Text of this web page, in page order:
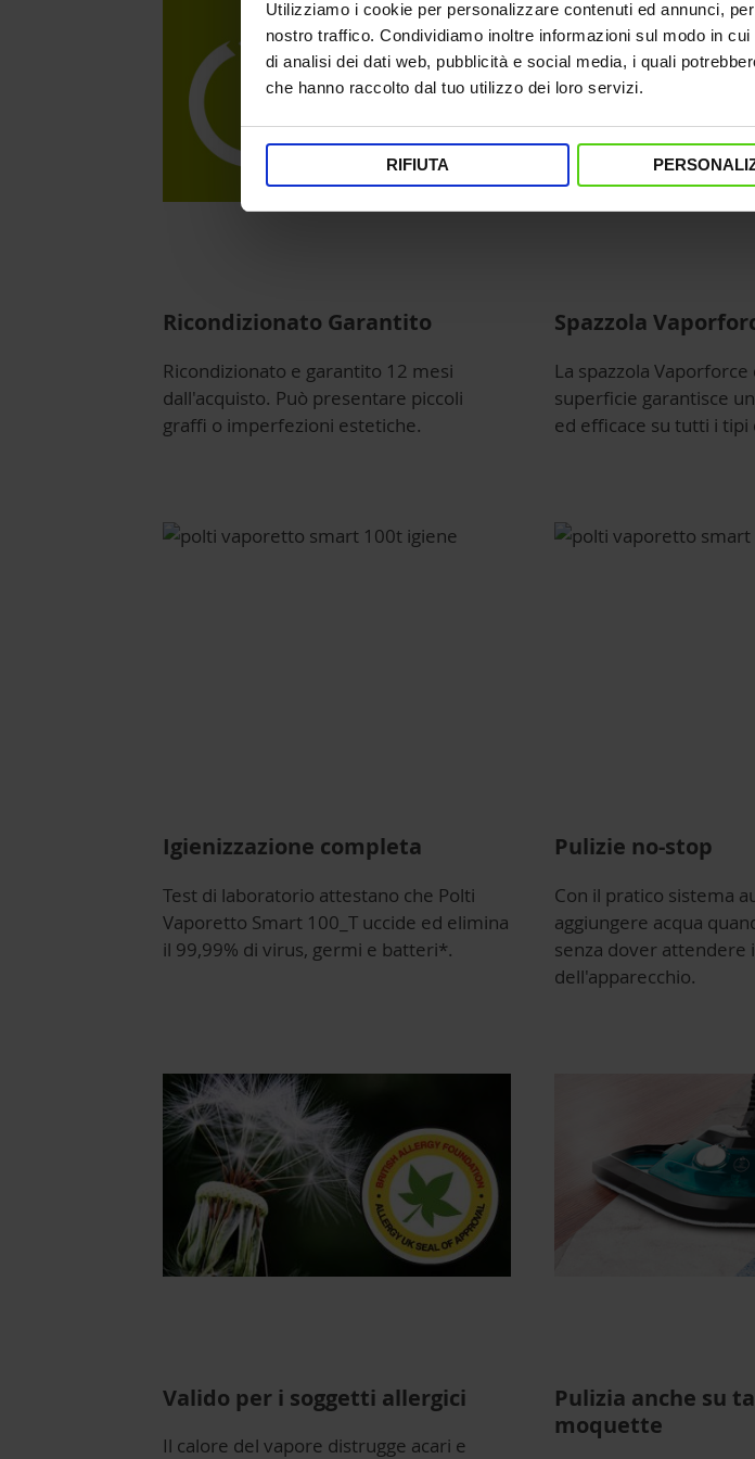
Utilizziamo i cookie per personalizzare contenuti ed annunci,
nostro traffico. Condividiamo inoltre informazioni sul modo in
di analisi dei dati web, pubblicità e social media, i quali
che hanno raccolto dal tuo utilizzo dei loro servizi.
RIFIUTA
Ricondizionato Garantito
Ricondizionato e garantito 12 mesi
dall'acquisto. Può presentare piccoli
graffi o imperfezioni estetiche.
Spazzola
La spazzola
superficie garantisce
ed efficace su tutti i
Igienizzazione completa
Test di laboratorio attestano che Polti
Vaporetto Smart 100_T uccide ed elimina
il 99,99% di virus, germi e batteri*.
Pulizie no-stop
Con il pratico sistema
aggiungere acqua
senza dover
dell'apparecchio.
Valido per i soggetti allergici
Il calore del vapore distrugge acari e
Pulizia anche su
moquette